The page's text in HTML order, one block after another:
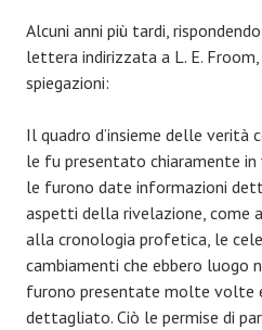
Alcuni anni più tardi,
lettera indirizzata a L. E.
spiegazioni:
Il quadro d’insieme delle
le fu presentato chiaramente in
le furono date informazioni
aspetti della rivelazione, come
alla cronologia profetica, le
cambiamenti che ebbero
furono presentate molte volte
dettagliato. Ciò le permise di